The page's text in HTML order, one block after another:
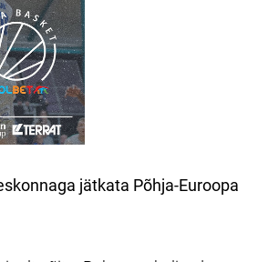
jätkata Põhja-Euroopa